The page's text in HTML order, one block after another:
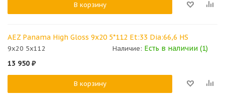
В корзину
AEZ Panama High Gloss 9x20 5*112 Et:33 Dia:66,6 HS
9x20 5x112 Наличие: Есть в наличии (1)
13 950 ₽
В корзину